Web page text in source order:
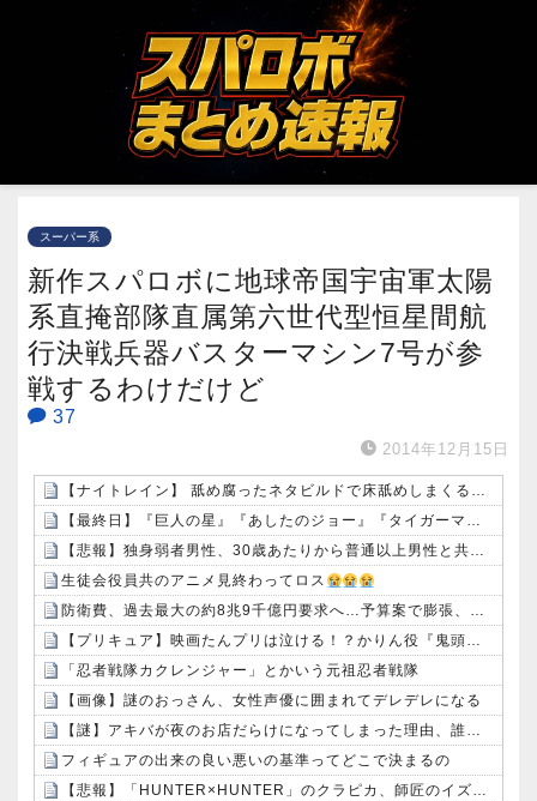
スーパー系
新作スパロボに地球帝国宇宙軍太陽
系直掩部隊直属第六世代型恒星間航
行決戦兵器バスターマシン7号が参
戦するわけだけど
37
2014年12月15日
【ナイトレイン】 舐め腐ったネタビルドで床舐めしまくる「俺って面白いやろ？」みたいな寒い奴
【最終日】『巨人の星』『あしたのジョー』『タイガーマスク』など歴代の有名スポーツ漫画が全巻50％還元中！（8/9まで）
【悲報】独身弱者男性、30歳あたりから普通以上男性と共通項がなくなり会話が成り立たないｗｗｗｗ
生徒会役員共のアニメ見終わってロス
防衛費、過去最大の約8兆9千億円要求へ…予算案で膨張、迎撃用無人機・AIなど導入！
【プリキュア】映画たんプリは泣ける！？かりん役『鬼頭明里さん』アラン役『島﨑信長さん』レイン役『内山昂輝さん』だと判明！！
「忍者戦隊カクレンジャー」とかいう元祖忍者戦隊
【画像】謎のおっさん、女性声優に囲まれてデレデレになる
【謎】アキバが夜のお店だらけになってしまった理由、誰にも分からないｗｗｗｗ：26/08/08のニュース
フィギュアの出来の良い悪いの基準ってどこで決まるの
【悲報】「HUNTER×HUNTER」のクラピカ、師匠のイズナビに対する態度が本当に酷い！！